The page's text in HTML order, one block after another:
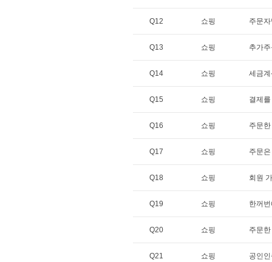
Q12 쇼핑 주문
Q13 쇼핑 추가
Q14 쇼핑 세금
Q15 쇼핑 결제
Q16 쇼핑 주문
Q17 쇼핑 주문
Q18 쇼핑 회원
Q19 쇼핑 한꺼
Q20 쇼핑 주문
Q21 쇼핑 공인